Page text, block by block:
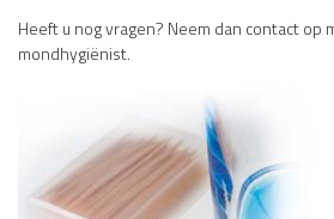
Heeft u nog vragen? Neem dan contact op
mondhygiënist.